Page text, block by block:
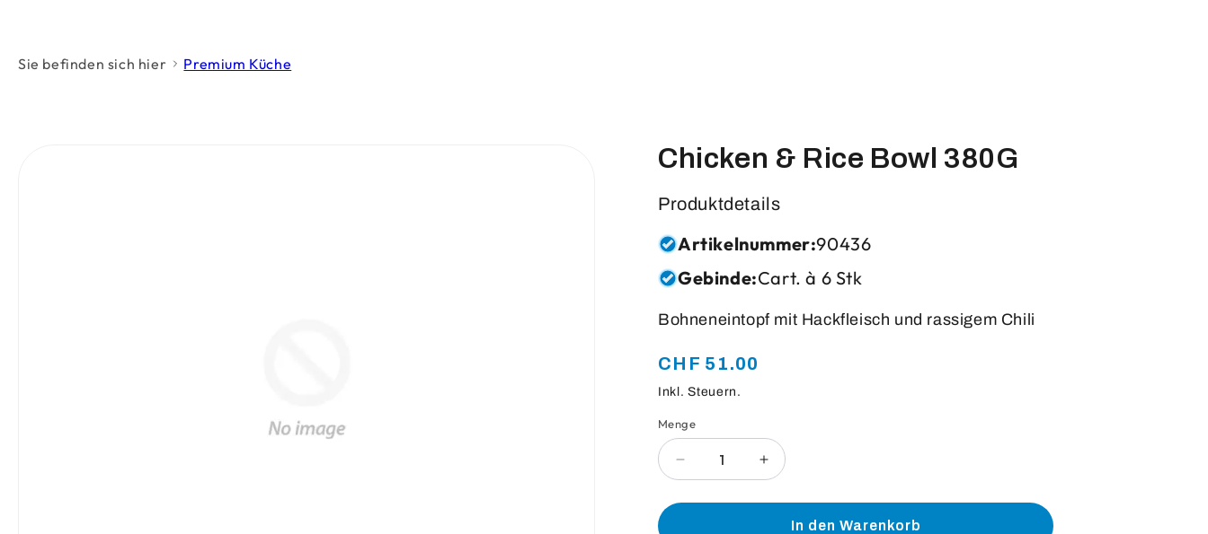
Sie befinden sich hier Premium Küche
Chicken & Rice Bowl 380G
Produktdetails
Artikelnummer:90436
Gebinde:Cart. à 6 Stk
Bohneneintopf mit Hackfleisch und rassigem Chili
Normaler
Preis
CHF 51.00
Inkl. Steuern.
Anzahl
Menge
Verringere
die
Menge
Erhöhe
die
Menge
In den Warenkorb